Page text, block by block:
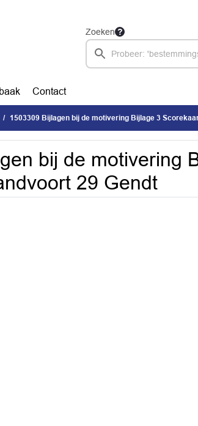
Zoeken
Contact
1503309 Bijlagen bij de motivering Bijlage 3 Scorekaart
bij de motivering
29 Gendt